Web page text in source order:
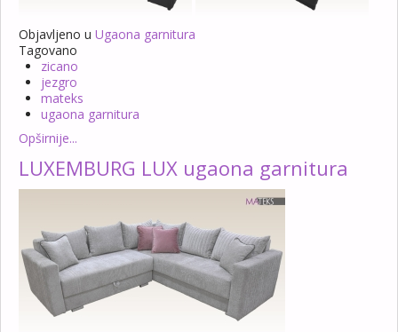
Objavljeno u Ugaona garnitura
Tagovano
zicano
jezgro
mateks
ugaona garnitura
Opširnije...
LUXEMBURG LUX ugaona garnitura